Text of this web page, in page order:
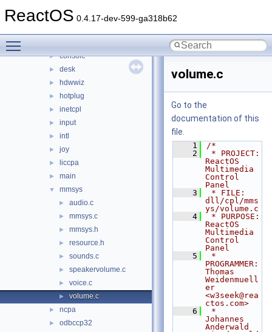
ReactOS 0.4.17-dev-599-ga318b62
▼ cpl
► console
► desk
► hdwwiz
► hotplug
► inetcpl
► input
► intl
► joy
► liccpa
► main
▼ mmsys
► audio.c
► mmsys.c
► mmsys.h
► resource.h
► sounds.c
► speakervolume.c
► voice.c
► volume.c
► ncpa
► odbccp32
volume.c
Go to the
documentation of this
file.
    1
/*
    2
* PROJECT:
ReactOS
Multimedia
Control
Panel
    3
* FILE:
dll/cpl/mms
ys/volume.c
    4
* PURPOSE:
ReactOS
Multimedia
Control
Panel
    5
*
PROGRAMMER:
Thomas
Weidenmuell
er
<w3seek@rea
ctos.com>
    6
*
Johannes
Anderwald